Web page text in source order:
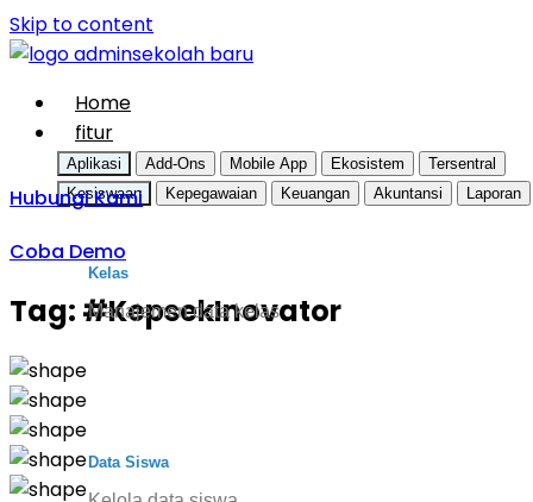
Skip to content
Home
fitur
Aplikasi Add-Ons Mobile App Ekosistem
Tersentral
Kesiswaan
Kepegawaian Keuangan Akuntansi Laporan
Kelas
Manajemen data kelas
Data Siswa
Hubungi Kami
Coba Demo
Tag: #KepsekInovator